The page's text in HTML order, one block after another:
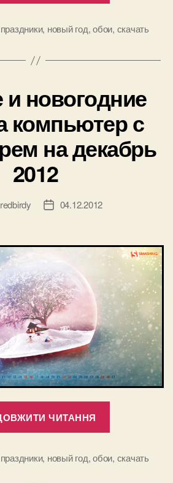
новогодние
с
на
декабрь
2012”
, новый год,обои, скачать
новогодние
компьютер с
на декабрь
2012
redbirdy
Дата04.12.2012
ЧИТАННЯ
обои
, новый год,обои, скачать